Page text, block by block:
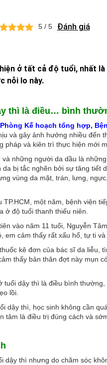
5 / 5 Đánh giá
ở tất cả độ tuổi, nhất
nỗi lo này.
thì là điều… bình
Kế hoạch tổng hợp,
và gây ảnh hưởng nhiều
pháp và kiên trì thực hiện mới
những người da dầu là
bị tắc nghẽn bởi sự tăng tiết
vùng da mặt, trán, lưng,
TP.HCM, một năm, bệnh viện
ở độ tuổi thanh thiếu niên.
vào năm 11 tuổi, Nguyễn
em cảm thấy rất xấu hổ, tự ti
kê đơn của bác sĩ da
thấy bản thân đợt này mụn
tuổi dậy thì là điều bình
lồi.
dậy thì, học sinh không cần
tâm là điều trị đúng cách và
dậy thì nhưng do chăm sóc